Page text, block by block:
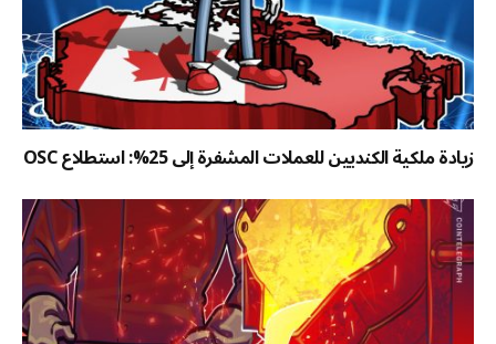
زيادة ملكية الكنديين للعملات المشفرة إلى 25%: استطلاع OSC